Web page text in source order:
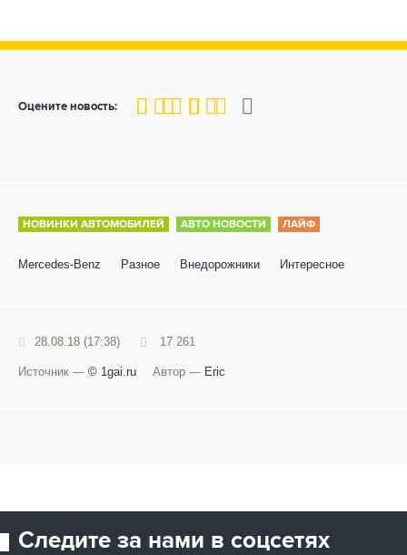
Оцените новость:
80
1 2 3 4 5
НОВИНКИ АВТОМОБИЛЕЙ АВТО НОВОСТИ ЛАЙФ
Mercedes-Benz Разное Внедорожники Интересное
28.08.18 (17:38) 17 261
Источник — © 1gai.ru Автор — Eric
Следите за нами в соцсетях